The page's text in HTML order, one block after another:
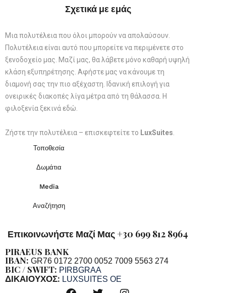
Σχετικά με εμάς
Μια πολυτέλεια που όλοι μπορούν να απολαύσουν.
Πολυτέλεια είναι αυτό που μπορείτε να περιμένετε στο
ξενοδοχείο μας. Μαζί μας, θα λάβετε μόνο καθαρή υψηλή
κλάση εξυπηρέτησης. Αφήστε μας να κάνουμε τη
διαμονή σας την πιο αξέχαστη. Ιδανική επιλογή για
ονειρικές διακοπές λίγα μέτρα από τη θάλασσα. Η
φιλοξενία ξεκινά εδώ.
Ζήστε την πολυτέλεια – επισκεφτείτε το LuxSuites
Τοποθεσία
Δωμάτια
Media
Αναζήτηση
Επικοινωνήστε Μαζί Μας +30 699 812 8964
PIRAEUS BANK
IBAN: GR76 0172 2700 0052 7009 5563 274
BIC / SWIFT: PIRBGRAA
ΔΙΚΑΙΟΥΧΟΣ: LUXSUITES OE